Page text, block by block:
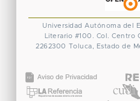
Universidad Autónoma del
Literario #100. Col. Centro
2262300 Toluca, Estado de